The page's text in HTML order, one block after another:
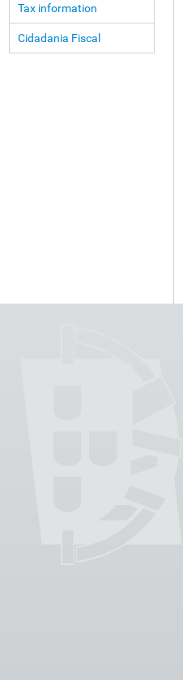
Tax information
Cidadania Fiscal